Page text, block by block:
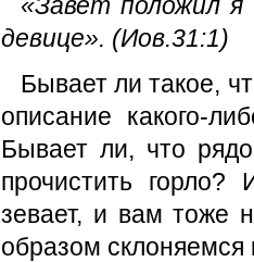
девице». (Иов.31:1)
Бывает ли такое,
описание какого-
Бывает ли, что
прочистить
зевает, и вам тоже
образом